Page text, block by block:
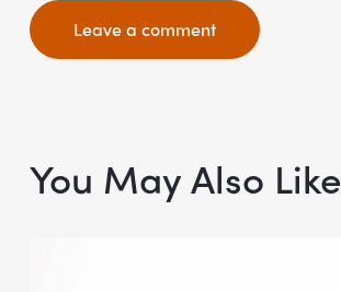
You May Also Like